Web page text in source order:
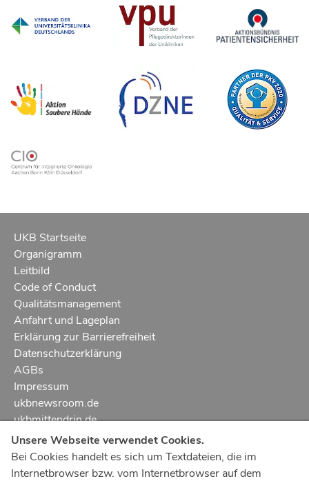
UKB Startseite
Organigramm
Leitbild
Code of Conduct
Qualitätsmanagement
Anfahrt und Lageplan
Erklärung zur Barrierefreiheit
Datenschutzerklärung
AGBs
Impressum
ukbnewsroom.de
ukbmittendrin.de
Notruf112
Ärztlicher Notdienst116 117
Unsere Webseite verwendet Cookies.
Bei Cookies handelt es sich um Textdateien, die im
Internetbrowser bzw. vom Internetbrowser auf dem